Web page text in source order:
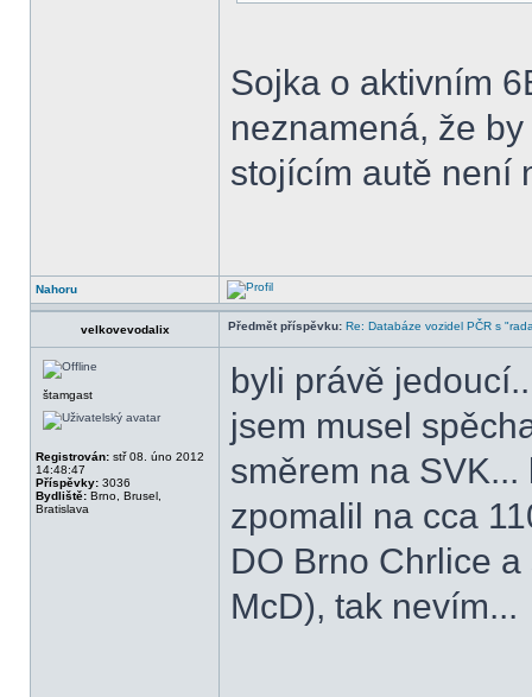
Sojka o aktivním
neznamená, že
stojícím autě není
Nahoru
velkovevodalix Předmět příspěvku: Re: Databáze vozidel PČR s
štamgast
Registrován: stř 08. úno 2012
14:48:47
Příspěvky: 3036
Bydliště: Brno, Brusel,
Bratislava
byli právě
jsem musel
směrem na
zpomalil na cca
DO Brno Chrlice
McD), tak nevím...